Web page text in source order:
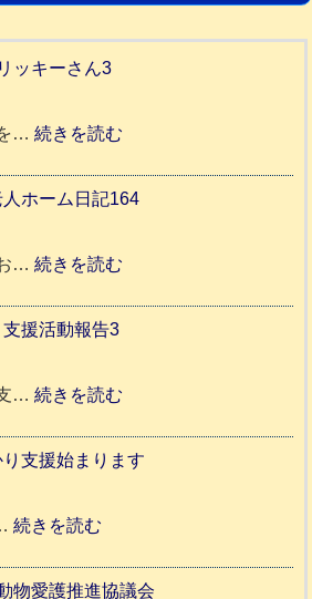
ッキーさん3
を…続きを読む
和
リ
ッ
さ
ホーム日記164
お…続きを読む
ト
人
援活動報告3
…続きを読む
和
本
支援始まります
…続きを読む
災
物愛護推進協議会